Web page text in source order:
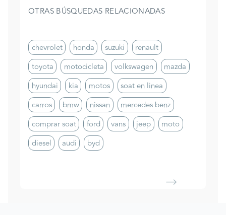
OTRAS BÚSQUEDAS RELACIONADAS
chevrolet honda suzuki
renault
toyota
motocicleta volkswagen
mazda
hyundai
kia motos
soat en linea
carros
bmw nissan
mercedes benz
comprar soat
ford vans jeep
moto
diesel
audi byd